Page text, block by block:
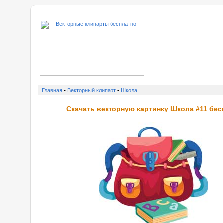
Главная • Векторный клипарт • Школа
Скачать векторную картинку Школа #11